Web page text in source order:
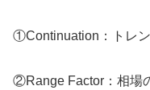
①Continuation：トレ
②Range Factor：相場